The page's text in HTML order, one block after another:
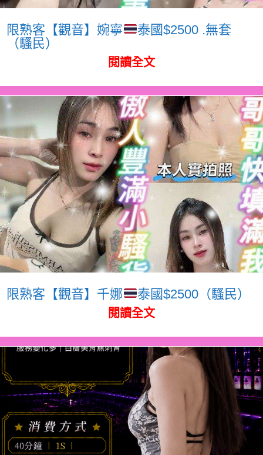
限熟客【觀音】婉寧
泰國$2500 .無套
（騷民）
閱讀全文
限熟客【觀音】千娜 泰國$2500（騷民）
閱讀全文